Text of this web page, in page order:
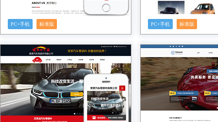
PC+手机 标准版 PC+手机 标准版
预览 预览